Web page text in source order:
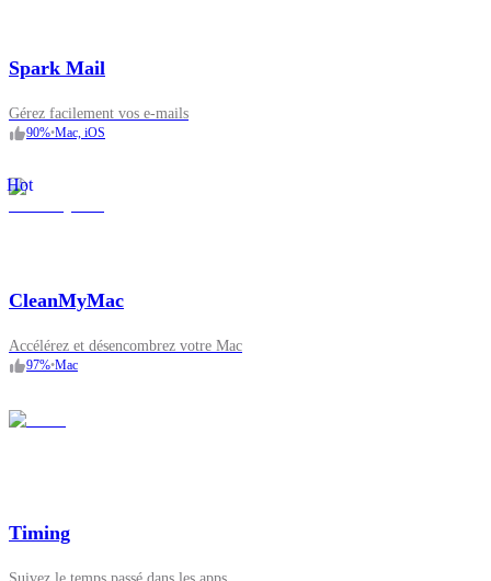
Spark Mail
Gérez facilement vos e-mails
90%•Mac, iOS
Hot
CleanMyMac
Accélérez et désencombrez votre Mac
97%•Mac
Timing